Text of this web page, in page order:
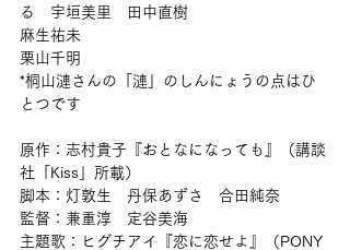
る　宇垣美里　田中直樹
麻生祐未
栗山千明
*桐山漣さんの「漣」のしんにょうの点はひ
とつです
原作：志村貴子『おとなになっても』（講談
社「Kiss」所載）
脚本：灯敦生　丹保あずさ　合田純奈
監督：兼重淳　定谷美海
主題歌：ヒグチアイ『恋に恋せよ』（PONY